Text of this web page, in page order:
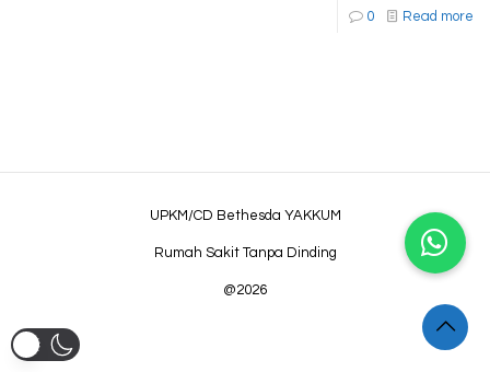
0 Read more
UPKM/CD Bethesda YAKKUM
Rumah Sakit Tanpa Dinding
@2026